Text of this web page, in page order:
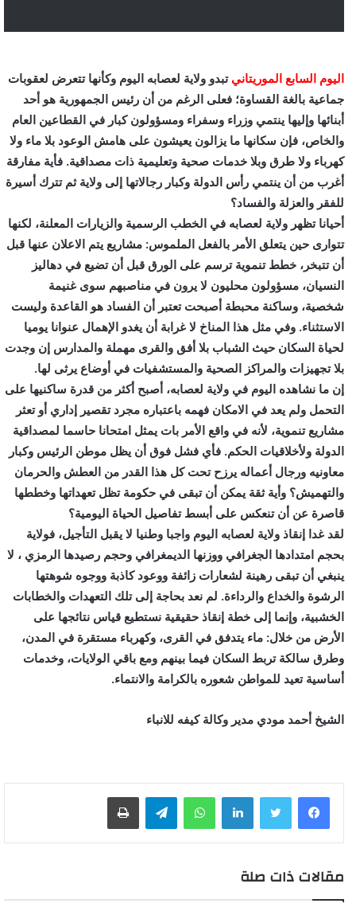
اليوم السابع الموريتاني تبدو ولاية لعصابه اليوم وكأنها تتعرض لعقوبات
جماعية بالغة القساوة؛ فعلى الرغم من أن رئيس الجمهورية هو أحد
أبنائها وإليها ينتمي وزراء وسفراء ومسؤولون كبار في القطاعين العام
والخاص، فإن سكانها ما يزالون يعيشون على هامش الوعود بلا ماء ولا
كهرباء ولا طرق وبلا خدمات صحية وتعليمية ذات مصداقية. فأية مفارقة
أغرب من أن ينتمي رأس الدولة وكبار رجالاتها إلى ولاية ثم تترك أسيرة
للفقر والعزلة والفساد؟
أحيانا تظهر ولاية لعصابه في الخطب الرسمية والزيارات المعلنة، لكنها
تتوارى حين يتعلق الأمر بالفعل الملموس: مشاريع يتم الاعلان عنها قبل
أن تتبخر، خطط تنموية ترسم على الورق قبل أن تضيع في دهاليز
النسيان، مسؤولون محليون لا يرون في مناصبهم سوى غنيمة
شخصية، وساكنة محبطة أصبحت تعتبر أن الفساد هو القاعدة وليست
الاستثناء. وفي مثل هذا المناخ لا غرابة أن يغدو الإهمال عنوانا يوميا
لحياة السكان حيث الشباب بلا أفق والقرى مهملة والمدارس إن وجدت
بلا تجهيزات والمراكز الصحية والمستشفيات في أوضاع يرثى لها.
إن ما نشاهده اليوم في ولاية لعصابه، أصبح أكثر من قدرة ساكنيها على
التحمل ولم يعد في الامكان فهمه باعتباره مجرد تقصير إداري أو تعثر
مشاريع تنموية، لأنه في واقع الأمر بات يمثل امتحانا حاسما لمصداقية
الدولة ولأخلاقيات الحكم. فأي فشل فوق أن يظل موطن الرئيس وكبار
معاونيه ورجال أعماله يرزح تحت كل هذا القدر من العطش والحرمان
والتهميش؟ وأية ثقة يمكن أن تبقى في حكومة تظل تعهداتها وخططها
قاصرة عن أن تنعكس على أبسط تفاصيل الحياة اليومية؟
لقد غدا إنقاذ ولاية لعصابه اليوم واجبا وطنيا لا يقبل التأجيل، فولاية
بحجم امتدادها الجغرافي ووزنها الديمغرافي وحجم رصيدها الرمزي ، لا
ينبغي أن تبقى رهينة لشعارات زائفة ووعود كاذبة ووجوه شوهتها
الرشوة والخداع والرداءة. لم نعد بحاجة إلى تلك التعهدات والخطابات
الخشبية، وإنما إلى خطة إنقاذ حقيقية نستطيع قياس نتائجها على
الأرض من خلال: ماء يتدفق في القرى، وكهرباء مستقرة في المدن،
وطرق سالكة تربط السكان فيما بينهم ومع باقي الولايات، وخدمات
أساسية تعيد للمواطن شعوره بالكرامة والانتماء.
الشيخ أحمد مودي مدير وكالة كيفه للانباء
لينكدإن واتساب
مقالات ذات صلة